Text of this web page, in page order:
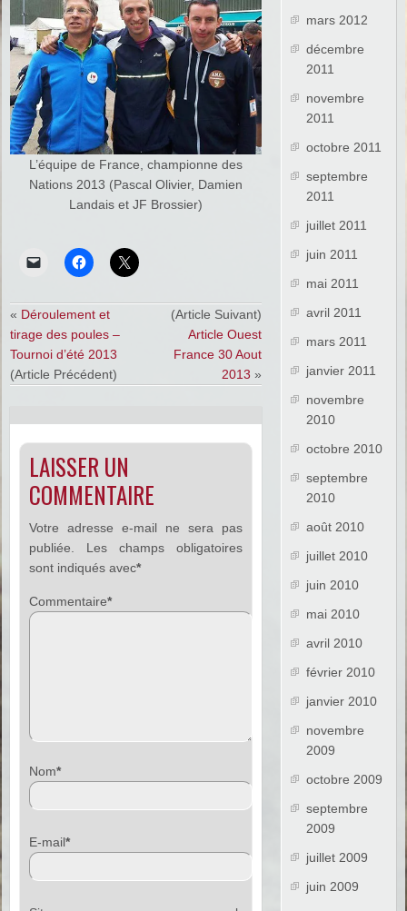
L’équipe de France, championne des
Nations 2013 (Pascal Olivier, Damien
Landais et JF Brossier)
« Déroulement et
tirage des poules –
Tournoi d’été 2013
(Article Précédent)
(Article Suivant)
Article Ouest
France 30 Aout
2013 »
LAISSER UN
COMMENTAIRE
Votre adresse e-mail ne sera pas
publiée.
Les champs obligatoires
sont indiqués avec*
Commentaire*
Nom*
E-mail*
mars 2012
décembre
2011
novembre
2011
octobre 2011
septembre
2011
juillet 2011
juin 2011
mai 2011
avril 2011
mars 2011
janvier 2011
novembre
2010
octobre 2010
septembre
2010
août 2010
juillet 2010
juin 2010
mai 2010
avril 2010
février 2010
janvier 2010
novembre
2009
octobre 2009
septembre
2009
juillet 2009
juin 2009